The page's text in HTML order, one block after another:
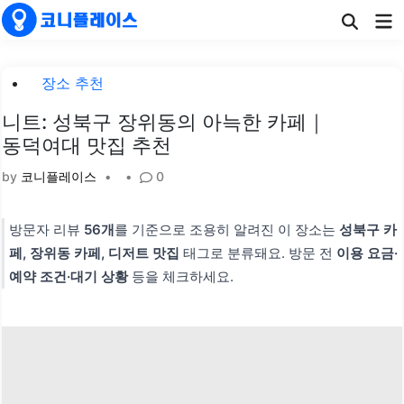
Skip
to
Posted장소 추천
니트: 성북구 장위동의 아늑한 카페｜
동덕여대 맛집 추천
by 코니플레이스 • • 0
방문자 리뷰 56개를 기준으로 조용히 알려진 이 장소는성북구 카
페, 장위동 카페, 디저트 맛집 태그로 분류돼요. 방문 전 이용 요금·
예약 조건·대기 상황등을 체크하세요.